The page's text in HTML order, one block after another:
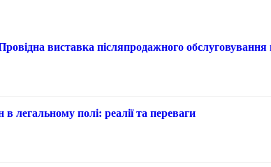
виставка післяпродажного
легальному полі: реалії та переваги